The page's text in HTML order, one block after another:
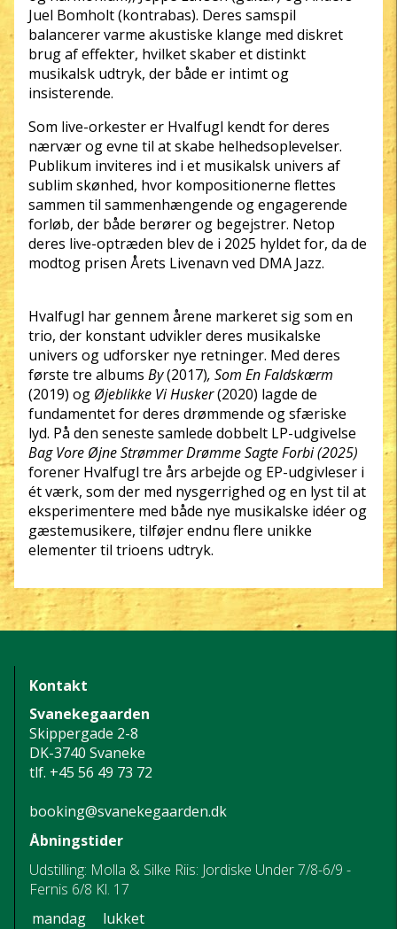
Juel Bomholt (kontrabas). Deres samspil
balancerer varme akustiske klange med diskret
brug af effekter, hvilket skaber et distinkt
musikalsk udtryk, der både er intimt og
insisterende.
Som live-orkester er Hvalfugl kendt for deres
nærvær og evne til at skabe helhedsoplevelser.
Publikum inviteres ind i et musikalsk univers af
sublim skønhed, hvor kompositionerne flettes
sammen til sammenhængende og engagerende
forløb, der både berører og begejstrer. Netop
deres live-optræden blev de i 2025 hyldet for, da de
modtog prisen Årets Livenavn ved DMA Jazz.
Hvalfugl har gennem årene markeret sig som en
trio, der konstant udvikler deres musikalske
univers og udforsker nye retninger. Med deres
første tre albums By(2017), Som En Faldskærm
(2019) og Øjeblikke Vi Husker(2020) lagde de
fundamentet for deres drømmende og sfæriske
lyd. På den seneste samlede dobbelt LP-udgivelse
Bag Vore Øjne Strømmer Drømme Sagte Forbi (2025)
forener Hvalfugl tre års arbejde og EP-udgivleser i
ét værk, som der med nysgerrighed og en lyst til at
eksperimentere med både nye musikalske idéer og
gæstemusikere, tilføjer endnu flere unikke
elementer til trioens udtryk.
Kontakt
Svanekegaarden
Skippergade 2-8
DK-3740 Svaneke
tlf. +45 56 49 73 72
booking@svanekegaarden.dk
Åbningstider
Udstilling: Molla & Silke Riis: Jordiske Under 7/8-6/9 -
Fernis 6/8 Kl. 17
mandag
lukket